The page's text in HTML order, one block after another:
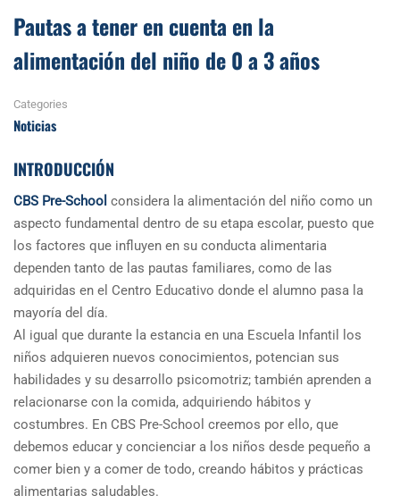
Pautas a tener en cuenta en la
alimentación del niño de 0 a 3 años
Categories
Noticias
INTRODUCCIÓN
CBS Pre-School considera la alimentación del niño como un
aspecto fundamental dentro de su etapa escolar, puesto que
los factores que influyen en su conducta alimentaria
dependen tanto de las pautas familiares, como de las
adquiridas en el Centro Educativo donde el alumno pasa la
mayoría del día.
Al igual que durante la estancia en una Escuela Infantil los
niños adquieren nuevos conocimientos, potencian sus
habilidades y su desarrollo psicomotriz; también aprenden a
relacionarse con la comida, adquiriendo hábitos y
costumbres. En CBS Pre-School creemos por ello, que
debemos educar y concienciar a los niños desde pequeño a
comer bien y a comer de todo, creando hábitos y prácticas
alimentarias saludables.